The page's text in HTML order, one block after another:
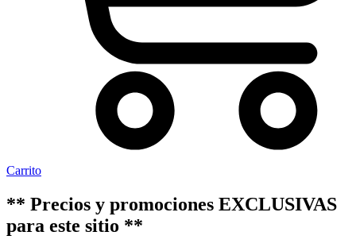
Carrito
** Precios y promociones EXCLUSIVAS
para este sitio **